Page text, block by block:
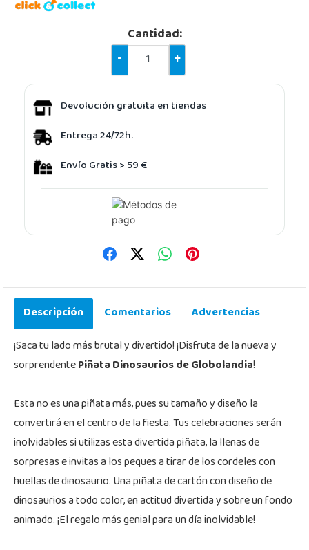
Cantidad:
-
+
Devolución gratuita en tiendas
Entrega 24/72h.
Envío Gratis > 59 €
Descripción Comentarios
Advertencias
¡Saca tu lado más brutal y divertido! ¡Disfruta de la nueva y
sorprendentePiñata Dinosaurios de Globolandia!
Esta no es una piñata más, pues su tamaño y diseño la
convertirá en el centro de la fiesta. Tus celebraciones serán
inolvidables si utilizas esta divertida piñata, la llenas de
sorpresas e invitas a los peques a tirar de los cordeles con
huellas de dinosaurio. Una piñata de cartón con diseño de
dinosaurios a todo color, en actitud divertida y sobre un fondo
animado. ¡El regalo más genial para un día inolvidable!